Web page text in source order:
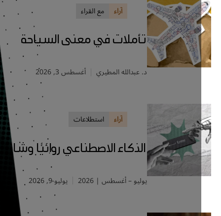
مع القراء
تأملات في معنى السياحة
د. عبدالله المطيري أغسطس 3, 2026
استطلاعات
الذكاء الاصطناعي روائيًّا وشاعرًا
يوليو – أغسطس | 2026 يوليو 9, 2026